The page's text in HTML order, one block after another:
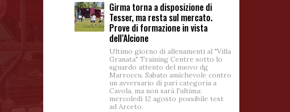
Girma torna a disposizione di
Tesser, ma resta sul mercato.
Prove di formazione in vista
dell’Alcione
Ultimo giorno di allenamenti al "Villa
Granata" Training Centre sotto lo
sguardo attento del nuovo dg
Marroccu. Sabato amichevole contro
un avversario di pari categoria a
Cavola, ma non sarà l'ultima:
mercoledì 12 agosto possibile test
ad Arceto.